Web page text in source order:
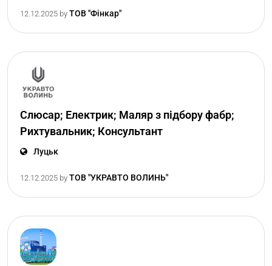
12.12.2025 by ТОВ "Фінкар"
Слюсар; Електрик; Маляр з підбору фабр;
Рихтувальник; Консультант
Луцьк
12.12.2025 by ТОВ "УКРАВТО ВОЛИНЬ"